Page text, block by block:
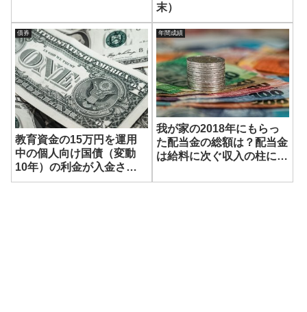
末）
債券
教育資金の15万円を運用
中の個人向け国債（変動
10年）の利金が入金され
ました！
年間成績
我が家の2018年にもらっ
た配当金の総額は？配当金
は給料に次ぐ収入の柱にな